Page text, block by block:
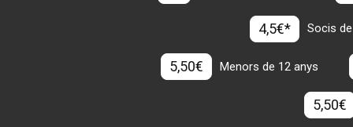
4,5€* Socis
5,50€ Menors de 12 anys
5,50€